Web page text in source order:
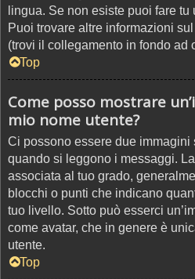
lingua. Se non esiste puoi fare
Puoi trovare altre informazioni
(trovi il collegamento in fondo ad
Top
Come posso mostrare
mio nome utente?
Ci possono essere due immagini
quando si leggono i messaggi.
associata al tuo grado,
blocchi o punti che indicano
tuo livello. Sotto può esserci
come avatar, che in genere è
utente.
Top